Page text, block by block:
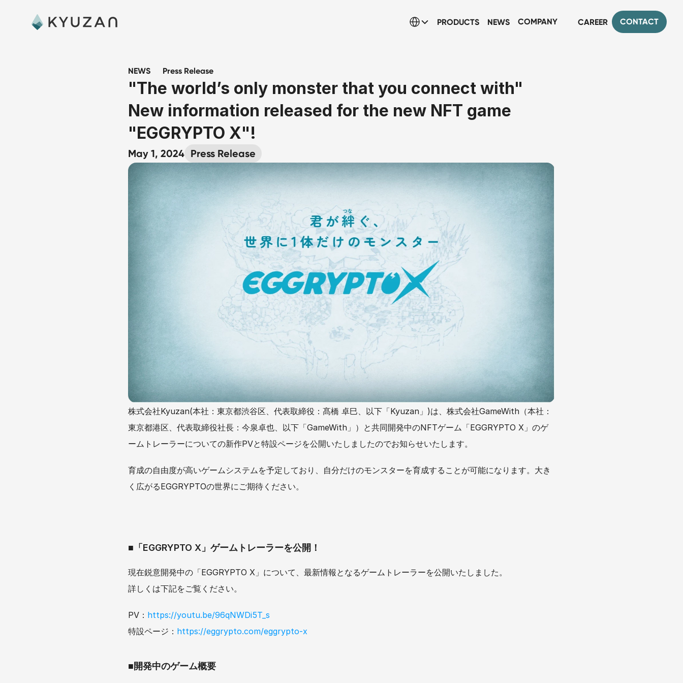
Select Language
PRODUCTS NEWS COMPANY CAREER CONTACT
NEWS Press Release
"The world’s only monster that you connect with"
New information released for the new NFT game
"EGGRYPTO X"!
May 1, 2024 Press Release
株式会社Kyuzan(本社：東京都渋谷区、代表取締役：髙橋 卓巳、以下「Kyuzan」)は、株式会社GameWith（本社：
東京都港区、代表取締役社長：今泉卓也、以下「GameWith」）と共同開発中のNFTゲーム「EGGRYPTO X」のゲ
ームトレーラーについての新作PVと特設ページを公開いたしましたのでお知らせいたします。
育成の自由度が高いゲームシステムを予定しており、自分だけのモンスターを育成することが可能になります。大き
く広がるEGGRYPTOの世界にご期待ください。
■「EGGRYPTO X」ゲームトレーラーを公開！
現在鋭意開発中の「EGGRYPTO X」について、最新情報となるゲームトレーラーを公開いたしました。
詳しくは下記をご覧ください。
PV： https://youtu.be/96qNWDi5T_s
特設ページ： https://eggrypto.com/eggrypto-x
■開発中のゲーム概要